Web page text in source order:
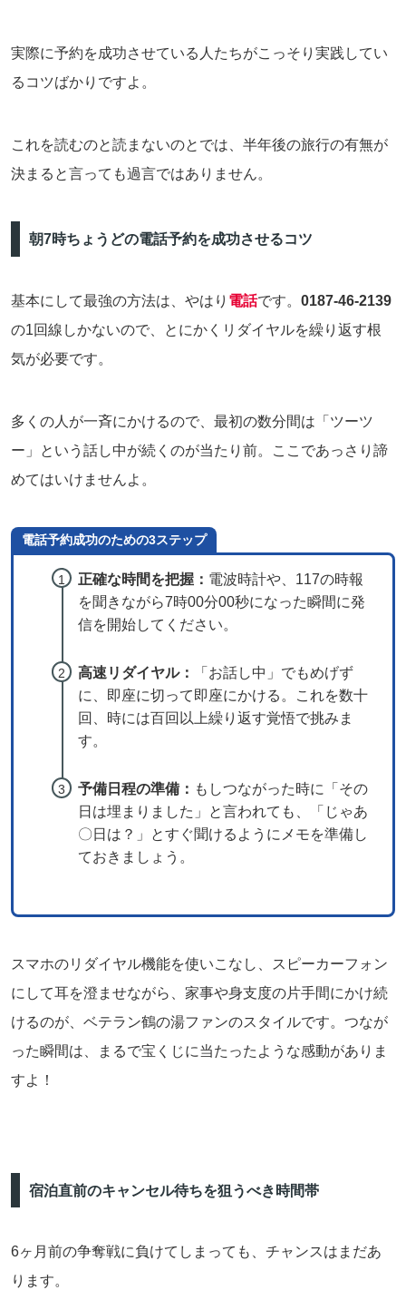
実際に予約を成功させている人たちがこっそり実践してい
るコツばかりですよ。
これを読むのと読まないのとでは、半年後の旅行の有無が
決まると言っても過言ではありません。
朝7時ちょうどの電話予約を成功させるコツ
基本にして最強の方法は、やはり 電話です。 0187-46-2139
の1回線しかないので、とにかくリダイヤルを繰り返す根
気が必要です。
多くの人が一斉にかけるので、最初の数分間は「ツーツ
ー」という話し中が続くのが当たり前。ここであっさり諦
めてはいけませんよ。
電話予約成功のための3ステップ
正確な時間を把握： 電波時計や、117の時報
を聞きながら7時00分00秒になった瞬間に発
信を開始してください。
高速リダイヤル：
「お話し中」でもめげず
に、即座に切って即座にかける。これを数十
回、時には百回以上繰り返す覚悟で挑みま
す。
予備日程の準備： もしつながった時に「その
日は埋まりました」と言われても、「じゃあ
〇日は？」とすぐ聞けるようにメモを準備し
ておきましょう。
スマホのリダイヤル機能を使いこなし、スピーカーフォン
にして耳を澄ませながら、家事や身支度の片手間にかけ続
けるのが、ベテラン鶴の湯ファンのスタイルです。つなが
った瞬間は、まるで宝くじに当たったような感動がありま
すよ！
宿泊直前のキャンセル待ちを狙うべき時間帯
6ヶ月前の争奪戦に負けてしまっても、チャンスはまだあ
ります。